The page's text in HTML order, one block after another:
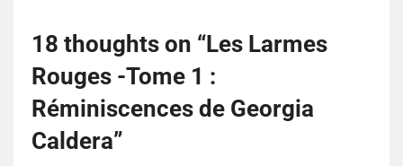
18 thoughts on “Les Larmes
Rouges -Tome 1 :
Réminiscences de Georgia
Caldera”